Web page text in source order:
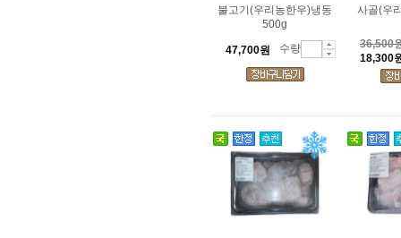
불고기(우리농한우)냉동
500g
47,700원 수량
사골(우
36,500
18,300